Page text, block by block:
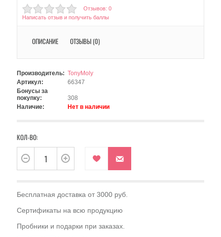
Отзывов: 0
Написать отзыв и получить баллы
ОПИСАНИЕ ОТЗЫВЫ (0)
Производитель: TonyMoly
Артикул:
66347
Бонусы за
покупку:
308
Наличие:
Нет в наличии
КОЛ-ВО:
Бесплатная доставка от 3000 руб.
Сертификаты на всю продукцию
Пробники и подарки при заказах.